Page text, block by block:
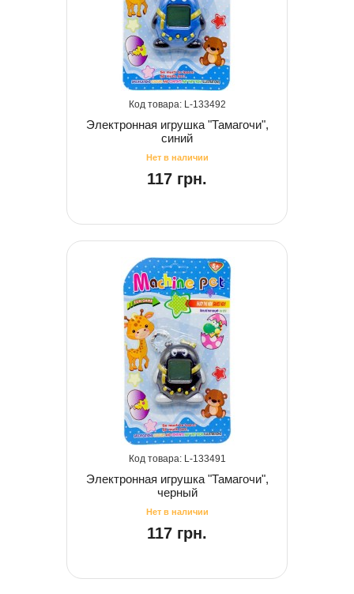
133492
Электронная игрушка "Тамагочи",
синий
117 грн.
133491
Электронная игрушка "Тамагочи",
черный
117 грн.